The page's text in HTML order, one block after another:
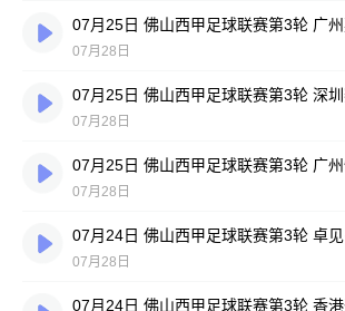
07月28日
07月28日
07月28日
07月28日